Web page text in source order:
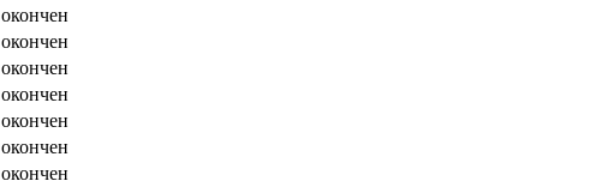
окончен
окончен
окончен
окончен
окончен
окончен
окончен